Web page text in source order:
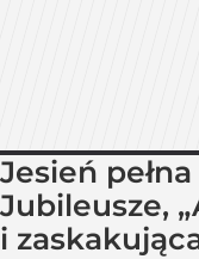
Jesień
Jubileusze,
i